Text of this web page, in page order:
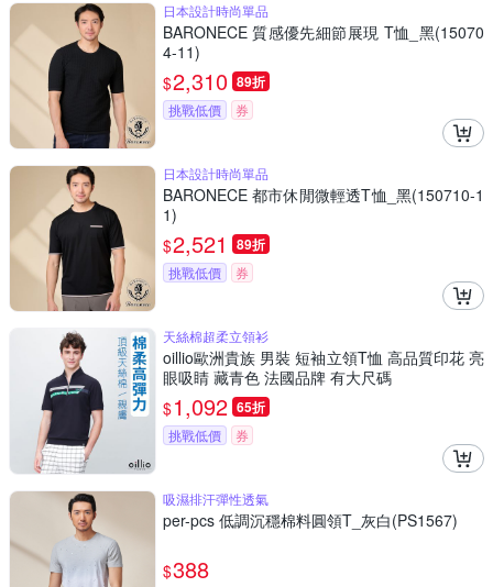
日本設計時尚單品
BARONECE 質感優先細節展現 T恤_黑(15070
4-11)
$2,310 89折
挑戰低價 券
日本設計時尚單品
BARONECE 都市休閒微輕透T恤_黑(150710-1
1)
$2,521 89折
挑戰低價 券
天絲棉超柔立領衫
oillio歐洲貴族 男裝 短袖立領T恤 高品質印花 亮
眼吸睛 藏青色 法國品牌 有大尺碼
$1,092 65折
挑戰低價 券
吸濕排汗彈性透氣
per-pcs 低調沉穩棉料圓領T_灰白(PS1567)
$388